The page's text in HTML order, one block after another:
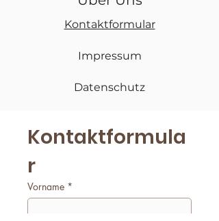
Kontaktformular
Impressum
Datenschutz
Kontaktformula
r
Vorname *